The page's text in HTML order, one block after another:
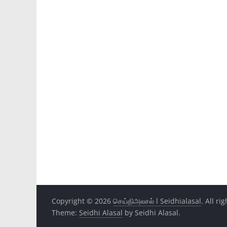
Copyright © 2026 செய்திஅலசல் l Seidhialasal. All
Theme: Seidhi Alasal by Seidhi Alasal.